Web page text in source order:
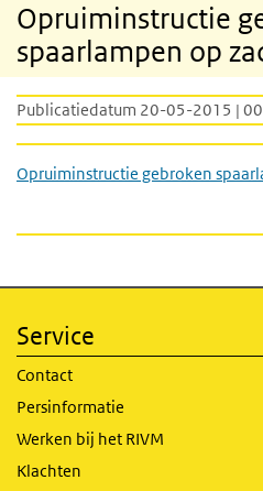
Opruiminstructie
spaarlampen op
Publicatiedatum 20-05-2015 |
Opruiminstructie gebroken
Service
Contact
Persinformatie
Werken bij het RIVM
Klachten